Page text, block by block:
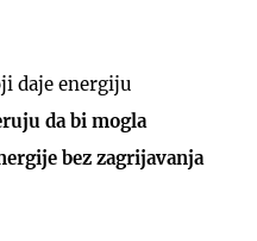
daje energiju
da bi mogla
bez zagrijavanja